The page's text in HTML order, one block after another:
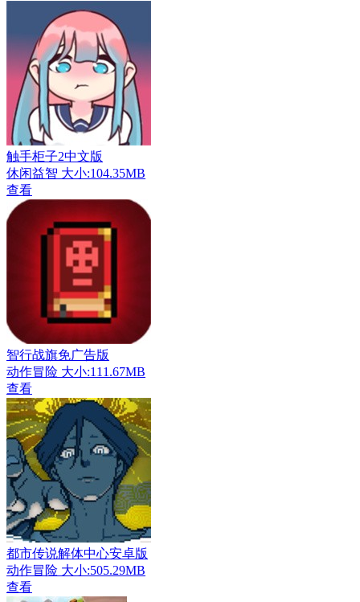
触手柜子2中文版
休闲益智 大小:104.35MB
查看
智行战旗免广告版
动作冒险 大小:111.67MB
查看
都市传说解体中心安卓版
动作冒险 大小:505.29MB
查看